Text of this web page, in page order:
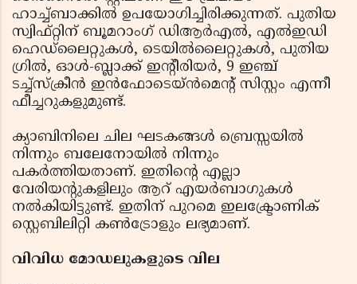
ഹാച്ച്ബാക്കിൽ ഉപയോഗിച്ചിരിക്കുന്നത്. പുതിയ
സ്വിഫ്റ്റിന് ബൂമറാംഗ് ഡിആർഎൽ, എൽഇഡി
ഹെഡ്‌ലൈറ്റുകൾ, ടെയിൽലൈറ്റുകൾ, പുതിയ
ഗ്രിൽ, ഓൾ-ബ്ലാക്ക് ഇൻ്റീരിയർ, 9 ഇഞ്ച്
ടച്ച്‌സ്‌ക്രീൻ ഇൻഫോടെയ്ൻമെൻ്റ് സിസ്റ്റം എന്നീ
ഫീച്ചറുകളുമുണ്ട്.
ക്യാബിനിലെ ചില ഘടകങ്ങൾ ബ്രെസ്സയിൽ
നിന്നും ബലേനോയിൽ നിന്നും
പകർത്തിയതാണ്. ഇതിൻ്റെ എല്ലാ
വേരിയൻ്റുകളിലും ആറ് എയർബാഗുകൾ
നൽകിയിട്ടുണ്ട്. ഇതിന് പുറമെ ഇലക്ട്രോണിക്
സ്റ്റെബിലിറ്റി കൺട്രോളും ലഭ്യമാണ്.
വിവിധ മോഡലുകളുടെ വില